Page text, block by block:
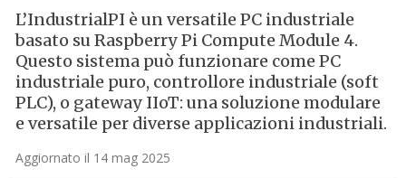
L’IndustrialPI è un versatile PC industriale
basato su Raspberry Pi Compute Module 4.
Questo sistema può funzionare come PC
industriale puro, controllore industriale (soft
PLC), o gateway IIoT: una soluzione modulare
e versatile per diverse applicazioni industriali.
Aggiornato il 14 mag 2025